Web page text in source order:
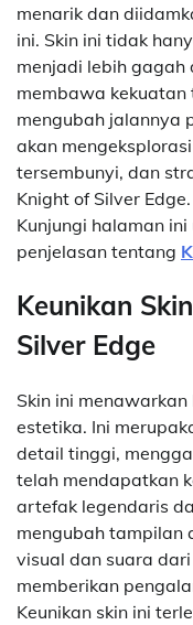
menarik dan
ini. Skin ini tidak
menjadi lebih gagah
membawa
mengubah jalannya
akan
tersembunyi, dan
Knight of Silver Edge.
Kunjungi halaman
penjelasan tentang
Keunikan
Silver Edge
Skin ini
estetika. Ini
detail tinggi,
telah mendapatkan
artefak legendaris
mengubah tampilan
visual dan suara
memberikan
Keunikan skin ini